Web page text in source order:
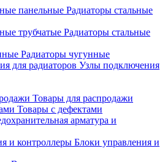
Радиаторы стальные
Радиаторы стальные
Радиаторы чугунные
Узлы подключения
Товары для распродажи
Товары с дефектами
арматура и
Блоки управления и